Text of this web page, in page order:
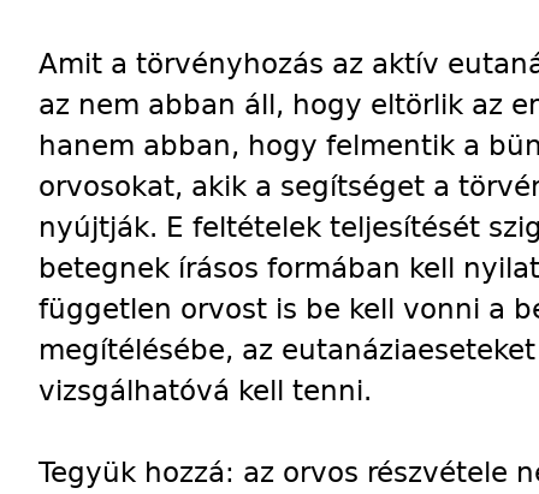
Amit a törvényhozás az aktív
az nem abban áll, hogy eltörlik az
hanem abban, hogy felmentik a
orvosokat, akik a segítséget a
nyújtják. E feltételek teljesítését
betegnek írásos formában kell
független orvost is be kell vonni a
megítélésébe, az
vizsgálhatóvá kell tenni.
Tegyük hozzá: az orvos részvétele